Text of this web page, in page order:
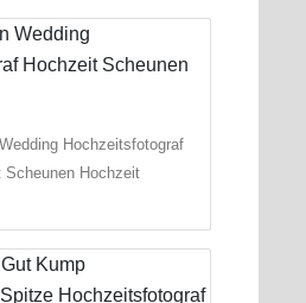
Hochzeitsfotograf
Scheunen Hochzeit